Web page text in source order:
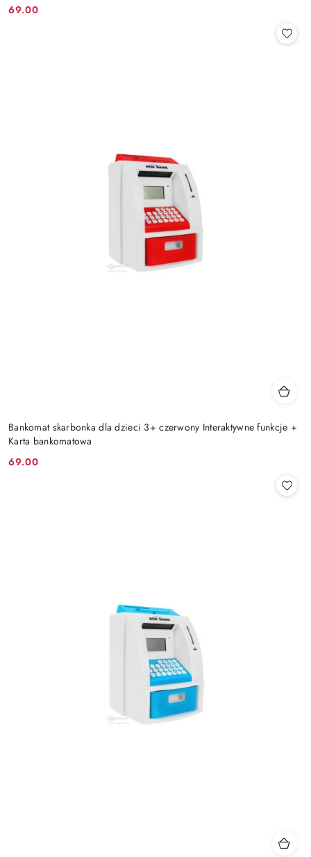
Cena:
69.00
Bankomat skarbonka dla dzieci 3+ czerwony Interaktywne funkcje +
Karta bankomatowa
Cena:
69.00